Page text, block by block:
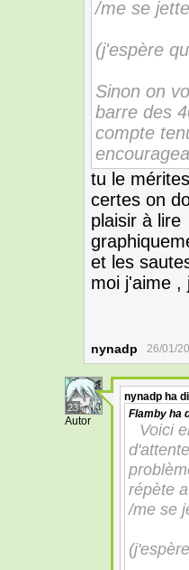
/me se
(j'espère
Sinon on
barre des
compte
tu le
certes on
plaisir à lire
et les
moi j'aime ,
nynadp 26/01/
23
Autor
nynadp ha
Flamby ha
Voici
répète
/me se